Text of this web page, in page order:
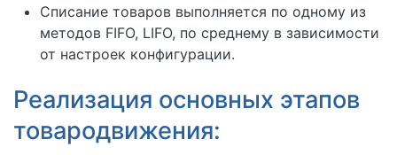
Списание товаров выполняется по одному из
методов FIFO, LIFO, по среднему в зависимости
от настроек конфигурации.
Реализация основных этапов
товародвижения: